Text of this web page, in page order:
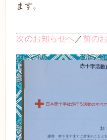
ます。
次のお知らせへ ／前の